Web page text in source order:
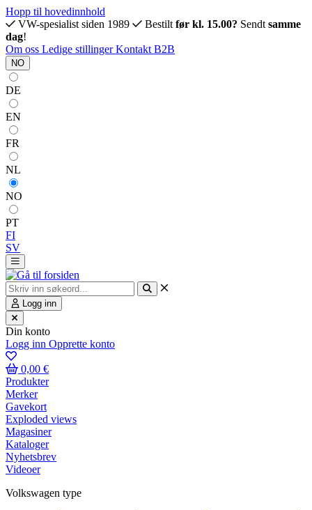
Hopp til hovedinnhold
VW-spesialist siden 1989
Bestilt før kl. 15.00? Sendt samme
dag!
Om oss Ledige stillingerKontakt B2B
NO
DE
EN
FR
NL
NO
PT
FI
SV
Logg inn
Din konto
Logg inn Opprette konto
0,00 €
Produkter
Merker
Gavekort
Exploded views
Magasiner
Kataloger
Nyhetsbrev
Videoer
Volkswagen type